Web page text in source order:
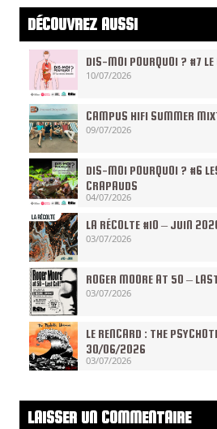
DÉCOUVREZ AUSSI
DIS-MOI POURQUOI ? #7 LE
10/07/2026
CAMPUS HIFI SUMMER
09/07/2026
DIS-MOI POURQUOI ? #6
CRAPAUDS
04/07/2026
LA RÉCOLTE #10 – JUIN
03/07/2026
ROGER MOORE AT 50 –
03/07/2026
LE RENCARD : THE
30/06/2026
03/07/2026
LAISSER UN COMMENTAIRE